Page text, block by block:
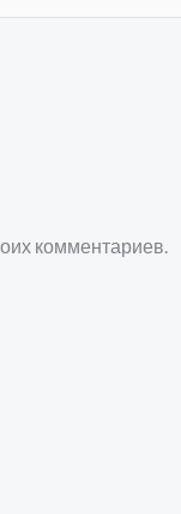
комментариев.